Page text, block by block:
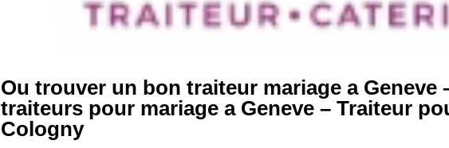
Ou trouver un bon traiteur mariage a Geneve
traiteurs pour mariage a Geneve – Traiteur
Cologny